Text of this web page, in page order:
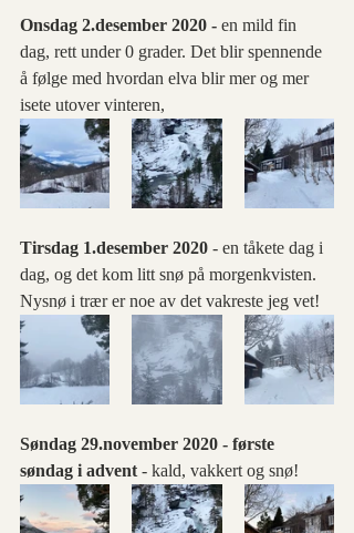
Onsdag 2.desember 2020 - en mild fin
dag, rett under 0 grader. Det blir spennende
å følge med hvordan elva blir mer og mer
isete utover vinteren,
Tirsdag 1.desember 2020 - en tåkete dag i
dag, og det kom litt snø på morgenkvisten.
Nysnø i trær er noe av det vakreste jeg vet!
Søndag 29.november 2020 - første
søndag i advent - kald, vakkert og snø!